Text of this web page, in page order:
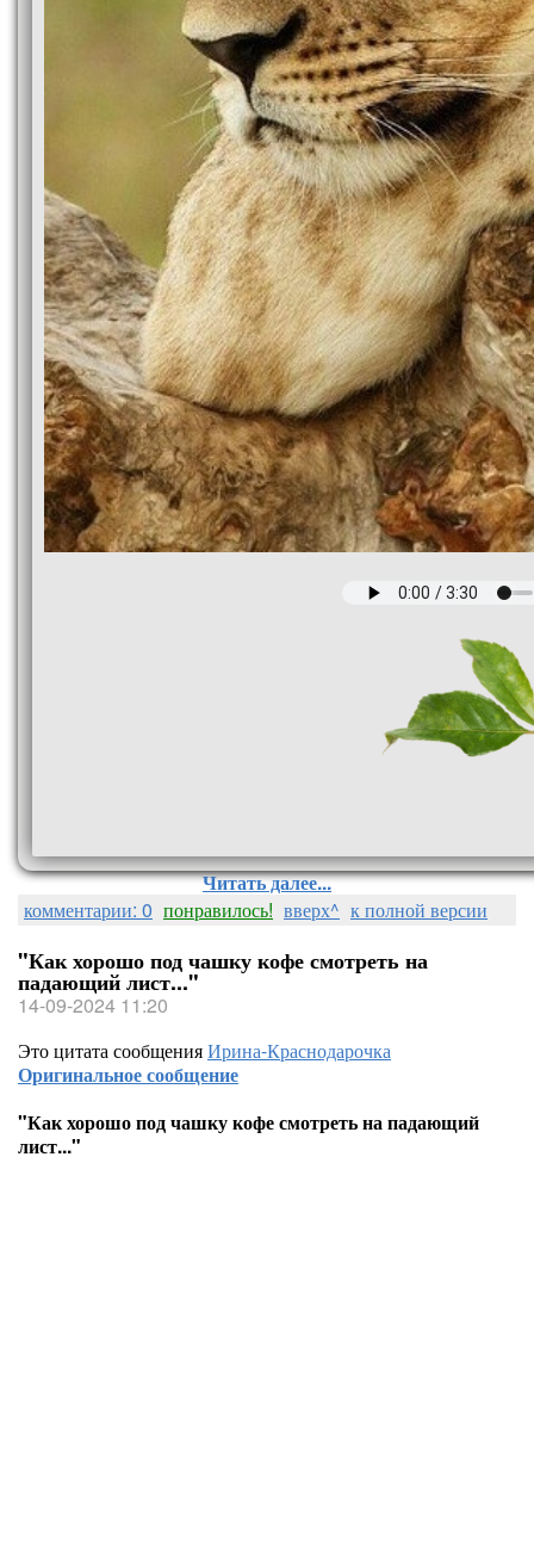
Читать далее...
комментарии: 0 понравилось! вверх^ к полной версии
"Как хорошо под чашку кофе смотреть на
падающий лист..."
14-09-2024 11:20
Это цитата сообщенияИрина-Краснодарочка
Оригинальное сообщение
"Как хорошо под чашку кофе смотреть на падающий
лист..."